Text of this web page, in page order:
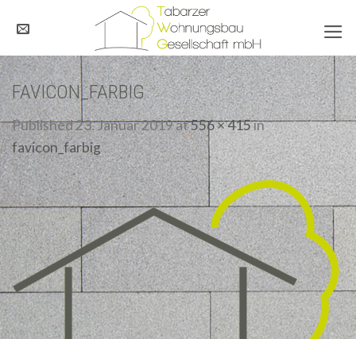
content
FAVICON_FARBIG
Published23. Januar 2019at556 × 415in
favicon_farbig